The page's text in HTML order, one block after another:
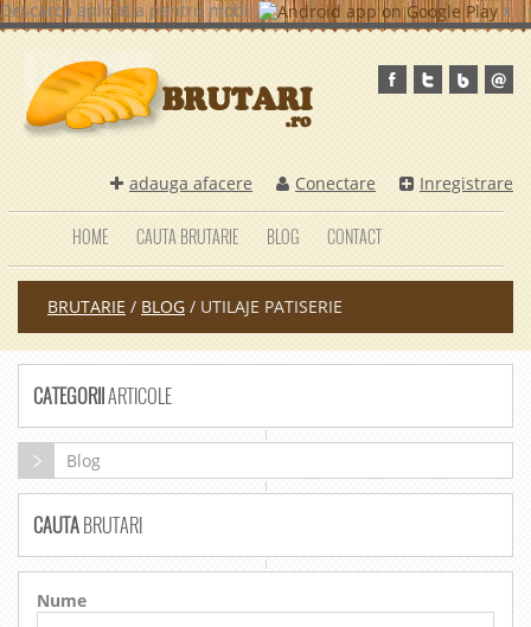
Descarca aplicatia pentru mobil x
adauga afacere Conectare Inregistrare
HOME CAUTA BRUTARIE BLOG CONTACT
BRUTARIE / BLOG / UTILAJE PATISERIE
CATEGORIIARTICOLE
Blog
CAUTABRUTARI
Nume